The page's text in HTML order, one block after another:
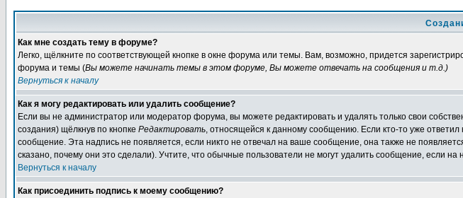
Как мне создать тему в форуме?
Легко, щёлкните по соответствующей кнопке в окне форума или темы. Вам, возможно, придется
форума и темы (Вы можете начинать темы в этом форуме, Вы можете отвечать на сообщения и т.д.)
Вернуться к началу
Как я могу редактировать или удалить сообщение?
Если вы не администратор или модератор форума, вы можете редактировать и удалять только свои
создания) щёлкнув по кнопке Редактировать, относящейся к данному сообщению. Если кто-то уже
сообщение. Эта надпись не появляется, если никто не отвечал на ваше сообщение, она также не
сказано, почему они это сделали). Учтите, что обычные пользователи не могут удалить сообщение, если на
Вернуться к началу
Как присоединить подпись к моему сообщению?